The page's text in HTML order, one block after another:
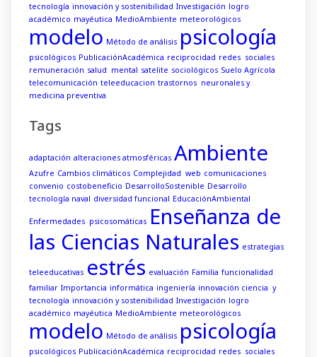
tecnología innovación y sostenibilidad Investigación logro
académico mayéutica MedioAmbiente meteorológicos
modelo Método de análisis psicología
psicológicos PublicaciónAcadémica reciprocidad redes sociales
remuneración salud mental satelite sociológicos Suelo Agrícola
telecomunicación teleeducacion trastornos neuronales y
medicina preventiva
Tags
adaptación alteraciones atmosféricas Ambiente
Azufre Cambios climáticos Complejidad web comunicaciones
convenio costobeneficio DesarrolloSostenible Desarrollo
tecnología naval diversidad funcional EducaciónAmbiental
Enfermedades psicosomáticas Enseñanza de
las Ciencias Naturales estrategias
teleeducativas estrés evaluación Familia funcionalidad
familiar Importancia informática ingeniería innovación ciencia y
tecnología innovación y sostenibilidad Investigación logro
académico mayéutica MedioAmbiente meteorológicos
modelo Método de análisis psicología
psicológicos PublicaciónAcadémica reciprocidad redes sociales